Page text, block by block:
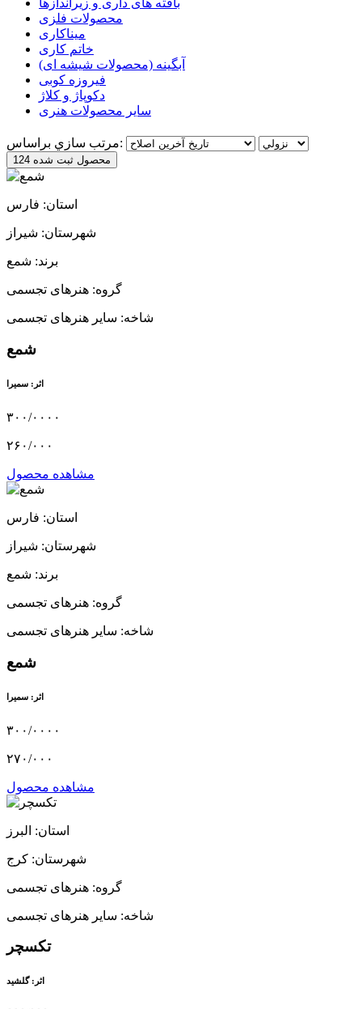
بافته های داری و زیراندازها
محصولات فلزی
میناکاری
خاتم کاری
آبگینه (محصولات شیشه ای)
فیروزه کوبی
دکوپاژ و کلاژ
سایر محصولات هنری
مرتب سازي براساس:
124 محصول ثبت شده
استان: فارس
شهرستان: شیراز
برند: شمع
گروه: هنرهای تجسمی
شاخه: سایر هنرهای تجسمی
شمع
اثر: سمیرا
۳۰۰/۰۰۰۰
۲۶۰/۰۰۰
مشاهده محصول
استان: فارس
شهرستان: شیراز
برند: شمع
گروه: هنرهای تجسمی
شاخه: سایر هنرهای تجسمی
شمع
اثر: سمیرا
۳۰۰/۰۰۰۰
۲۷۰/۰۰۰
مشاهده محصول
استان: البرز
شهرستان: کرج
گروه: هنرهای تجسمی
شاخه: سایر هنرهای تجسمی
تکسچر
اثر: گلشید